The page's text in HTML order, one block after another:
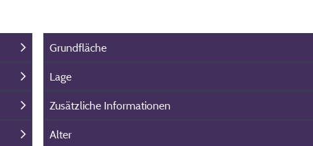
Grundfläche
Lage
Zusätzliche Informationen
Alter